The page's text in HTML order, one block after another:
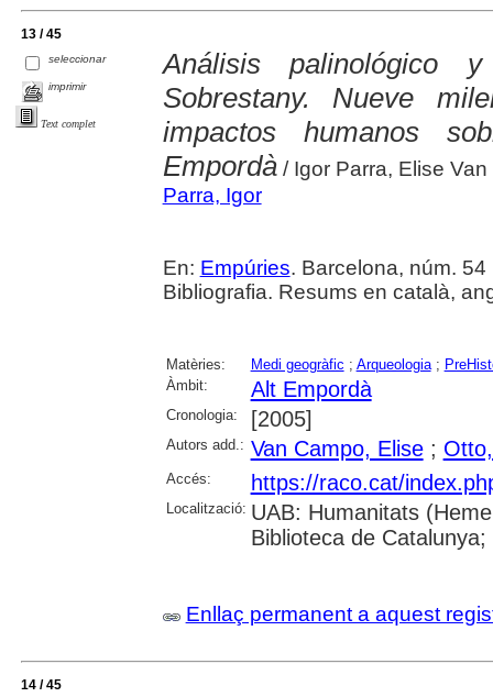
13 / 45
seleccionar
imprimir
Text complet
Análisis palinológico
Sobrestany. Nueve
impactos humanos
Empordà/ Igor Parra, Elise
Parra, Igor
En: Empúries. Barcelona, núm.
Bibliografia. Resums en català,
Matèries: Medi geogràfic ; Arqueologia;
Àmbit:
Alt Empordà
Cronologia: [2005]
Autors add.: Van Campo, Elise;
Accés: https://raco.cat/
Localització: UAB: Humanitats
Biblioteca de
Enllaç permanent a aquest
14 / 45